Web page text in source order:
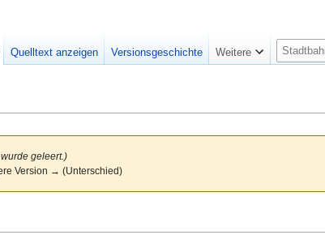
geleert.)
Version → (Unterschied)
Quelltext anzeigen Versionsgeschichte Weitere
S
u
e